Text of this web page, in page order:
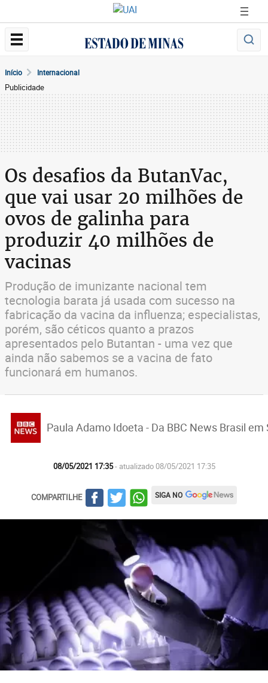
Início Internacional
Publicidade
Os desafios da ButanVac,
que vai usar 20 milhões de
ovos de galinha para
produzir 40 milhões de
vacinas
Produção de imunizante nacional tem
tecnologia barata já usada com sucesso na
fabricação da vacina da influenza; especialistas,
porém, são céticos quanto a prazos
apresentados pelo Butantan - uma vez que
ainda não sabemos se a vacina de fato
funcionará em humanos.
Paula Adamo Idoeta - Da BBC News Brasil em
08/05/2021 17:35- atualizado 08/05/2021 17:35
COMPARTILHE SIGA NO